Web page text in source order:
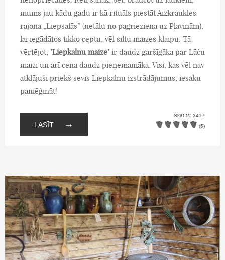
mums jau kādu gadu ir kā rituāls piestāt Aizkraukles
rajona „Liepsalās” (netālu no pagrieziena uz Pļaviņām),
lai iegādātos tikko ceptu, vēl siltu maizes klaipu. Tā
vērtējot, "Liepkalnu maize"ir daudz garšīgāka par Lāču
maizi un arī cena daudz pieņemamāka. Visi, kas vēl nav
atklājuši priekš sevis Liepkalnu izstrādājumus, iesaku
pamēģināt!
LASĪT →
Skatīts: 3417
(5)